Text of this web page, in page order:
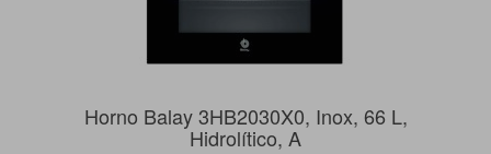
Horno Balay 3HB2030X0, Inox, 66 L,
Hidrolítico, A